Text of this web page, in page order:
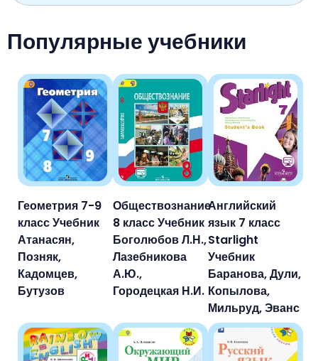
Популярные учебники
Геометрия 7-9
класс Учебник
Атанасян,
Позняк,
Кадомцев,
Бутузов
Обществознание
8 класс Учебник
Боголюбов Л.Н.,
Лазебникова
А.Ю.,
Городецкая Н.И.
Английский
язык 7 класс
Starlight
Учебник
Баранова, Дули,
Копылова,
Мильруд, Эванс